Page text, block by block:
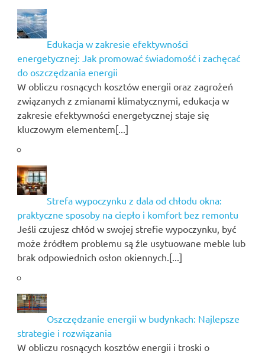
Edukacja w zakresie efektywności
energetycznej: Jak promować świadomość i zachęcać
do oszczędzania energii
W obliczu rosnących kosztów energii oraz zagrożeń
związanych z zmianami klimatycznymi, edukacja w
zakresie efektywności energetycznej staje się
kluczowym elementem[...]
Strefa wypoczynku z dala od chłodu okna:
praktyczne sposoby na ciepło i komfort bez remontu
Jeśli czujesz chłód w swojej strefie wypoczynku, być
może źródłem problemu są źle usytuowane meble lub
brak odpowiednich osłon okiennych.[...]
Oszczędzanie energii w budynkach: Najlepsze
strategie i rozwiązania
W obliczu rosnących kosztów energii i troski o